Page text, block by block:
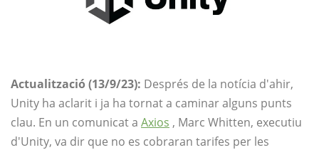
Actualització (13/9/23): Després de la notícia d'ahir,
Unity ha aclarit i ja ha tornat a caminar alguns punts
clau. En un comunicat a Axios , Marc Whitten, executiu
d'Unity, va dir que no es cobraran tarifes per les